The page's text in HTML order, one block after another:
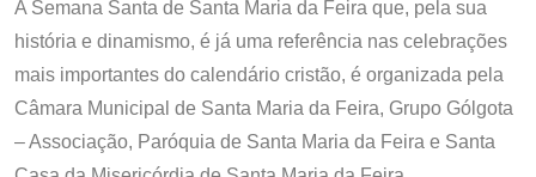
A Semana Santa de Santa Maria da Feira que, pela sua
história e dinamismo, é já uma referência nas celebrações
mais importantes do calendário cristão, é organizada pela
Câmara Municipal de Santa Maria da Feira, Grupo Gólgota
– Associação, Paróquia de Santa Maria da Feira e Santa